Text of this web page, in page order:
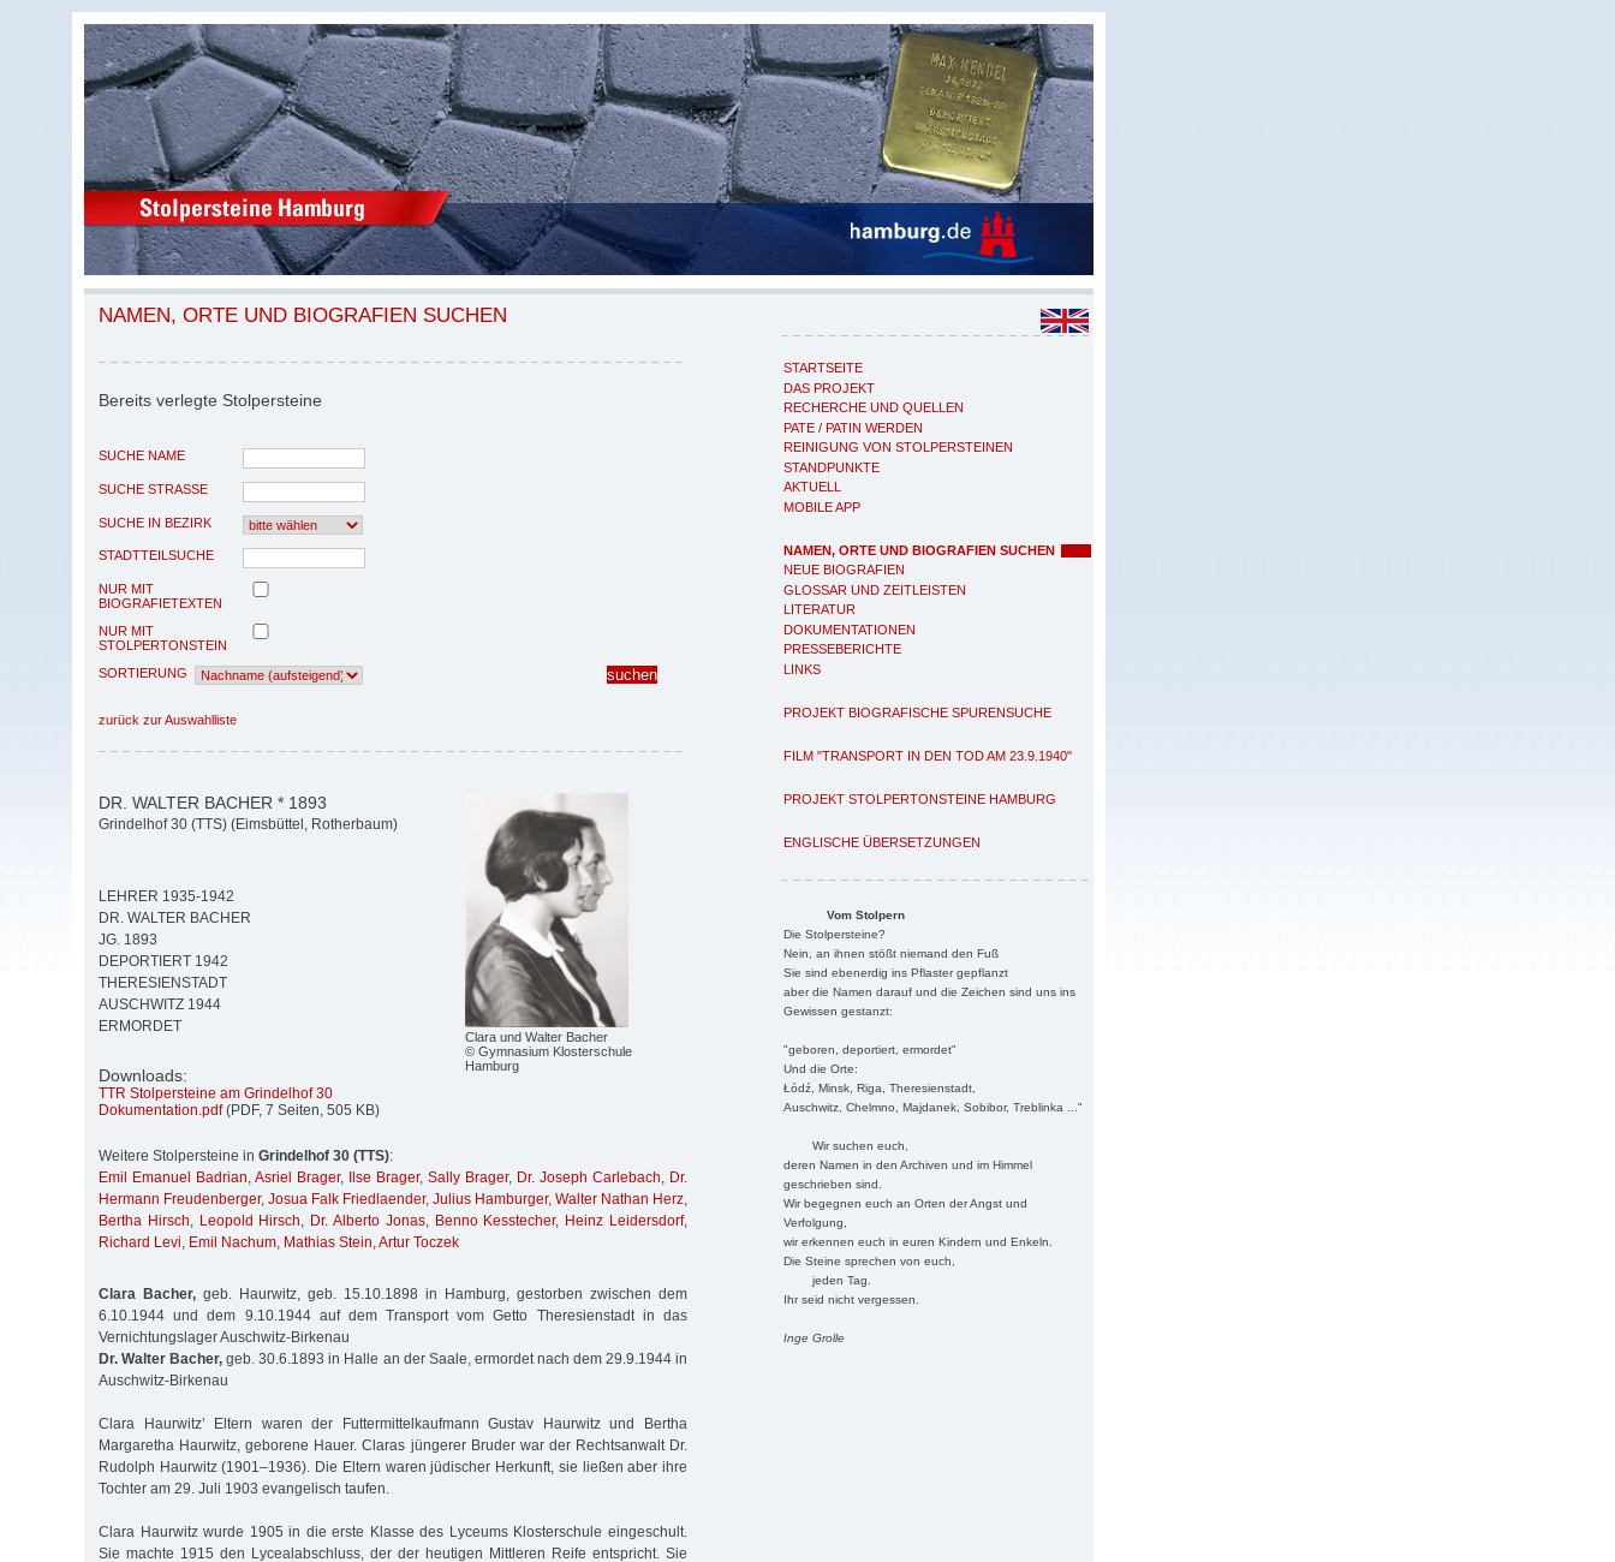
STARTSEITE
DAS PROJEKT
RECHERCHE UND QUELLEN
PATE / PATIN WERDEN
REINIGUNG VON STOLPERSTEINEN
STANDPUNKTE
AKTUELL
MOBILE APP
NAMEN, ORTE UND BIOGRAFIEN SUCHEN
NEUE BIOGRAFIEN
GLOSSAR UND ZEITLEISTEN
LITERATUR
DOKUMENTATIONEN
PRESSEBERICHTE
LINKS
PROJEKT BIOGRAFISCHE SPURENSUCHE
FILM "TRANSPORT IN DEN TOD AM 23.9.1940"
PROJEKT STOLPERTONSTEINE HAMBURG
ENGLISCHE ÜBERSETZUNGEN
Vom Stolpern
Die Stolpersteine?
Nein, an ihnen stößt niemand den Fuß
Sie sind ebenerdig ins Pflaster gepflanzt
aber die Namen darauf und die Zeichen sind uns ins
Gewissen gestanzt:
"geboren, deportiert, ermordet"
Und die Orte:
Łódź, Minsk, Riga, Theresienstadt,
Auschwitz, Chelmno, Majdanek, Sobibor, Treblinka ..."
Wir suchen euch,
deren Namen in den Archiven und im Himmel
geschrieben sind.
Wir begegnen euch an Orten der Angst und
Verfolgung,
wir erkennen euch in euren Kindern und Enkeln.
Die Steine sprechen von euch,
jeden Tag.
Ihr seid nicht vergessen.
Inge Grolle
NAMEN, ORTE UND BIOGRAFIEN SUCHEN
Bereits verlegte Stolpersteine
SUCHE NAME
SUCHE STRASSE
SUCHE IN BEZIRK
STADTTEILSUCHE
NUR MIT
BIOGRAFIETEXTEN
NUR MIT
STOLPERTONSTEIN
SORTIERUNG
zurück zur Auswahlliste
Clara und Walter Bacher
© Gymnasium Klosterschule
Hamburg
DR. WALTER BACHER * 1893
Grindelhof 30 (TTS) (Eimsbüttel, Rotherbaum)
LEHRER 1935-1942
DR. WALTER BACHER
JG. 1893
DEPORTIERT 1942
THERESIENSTADT
AUSCHWITZ 1944
ERMORDET
Downloads:
TTR Stolpersteine am Grindelhof 30
Dokumentation.pdf(PDF, 7 Seiten, 505 KB)
Weitere Stolpersteine in Grindelhof 30 (TTS):
Emil Emanuel Badrian, Asriel Brager, Ilse Brager, Sally Brager, Dr. Joseph Carlebach, Dr.
Hermann Freudenberger, Josua Falk Friedlaender, Julius Hamburger, Walter Nathan Herz,
Bertha Hirsch, Leopold Hirsch, Dr. Alberto Jonas, Benno Kesstecher, Heinz Leidersdorf,
Richard Levi, Emil Nachum, Mathias Stein,Artur Toczek
Clara Bacher, geb. Haurwitz, geb. 15.10.1898 in Hamburg, gestorben zwischen dem
6.10.1944 und dem 9.10.1944 auf dem Transport vom Getto Theresienstadt in das
Vernichtungslager Auschwitz-Birkenau
Dr. Walter Bacher, geb. 30.6.1893 in Halle an der Saale, ermordet nach dem 29.9.1944 in
Auschwitz-Birkenau
Clara Haurwitz’ Eltern waren der Futtermittelkaufmann Gustav Haurwitz und Bertha
Margaretha Haurwitz, geborene Hauer. Claras jüngerer Bruder war der Rechtsanwalt Dr.
Rudolph Haurwitz (1901–1936). Die Eltern waren jüdischer Herkunft, sie ließen aber ihre
Tochter am 29. Juli 1903 evangelisch taufen.
Clara Haurwitz wurde 1905 in die erste Klasse des Lyceums Klosterschule eingeschult.
Sie machte 1915 den Lycealabschluss, der der heutigen Mittleren Reife entspricht. Sie